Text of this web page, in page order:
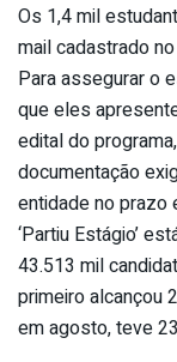
Os 1,4 mil
mail cadastrado
Para assegurar o
que eles
edital do
documentação
entidade no prazo
‘Partiu Estágio’
43.513 mil
primeiro alcançou
em agosto, teve